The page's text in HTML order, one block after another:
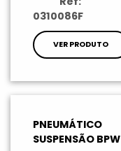
0310086F
VER PRODUTO
PNEUMÁTICO
SUSPENSÃO BPW